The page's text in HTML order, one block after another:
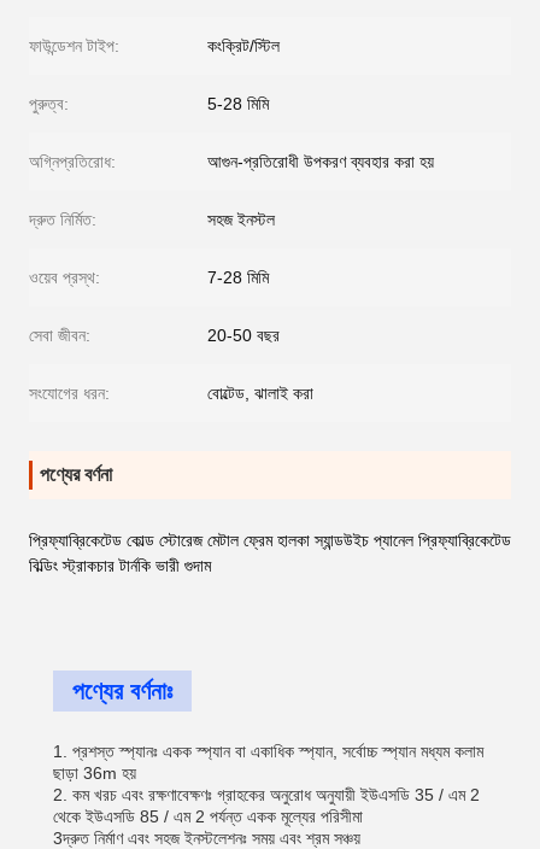
ফাউন্ডেশন টাইপ: কংক্রিট/স্টিল
পুরুত্ব: 5-28 মিমি
অগ্নিপ্রতিরোধ: আগুন-প্রতিরোধী উপকরণ ব্যবহার করা হয়
দ্রুত নির্মিত: সহজ ইনস্টল
ওয়েব প্রস্থ: 7-28 মিমি
সেবা জীবন: 20-50 বছর
সংযোগের ধরন: বোল্টেড, ঝালাই করা
পণ্যের বর্ণনা
প্রিফ্যাব্রিকেটেড কোল্ড স্টোরেজ মেটাল ফ্রেম হালকা স্যান্ডউইচ প্যানেল প্রিফ্যাব্রিকেটেড
বিল্ডিং স্ট্রাকচার টার্নকি ভারী গুদাম
পণ্যের বর্ণনাঃ
1. প্রশস্ত স্প্যানঃ একক স্প্যান বা একাধিক স্প্যান, সর্বোচ্চ স্প্যান মধ্যম কলাম
ছাড়া 36m হয়
2. কম খরচ এবং রক্ষণাবেক্ষণঃ গ্রাহকের অনুরোধ অনুযায়ী ইউএসডি 35 / এম 2
থেকে ইউএসডি 85 / এম 2 পর্যন্ত একক মূল্যের পরিসীমা
3দ্রুত নির্মাণ এবং সহজ ইনস্টলেশনঃ সময় এবং শ্রম সঞ্চয়